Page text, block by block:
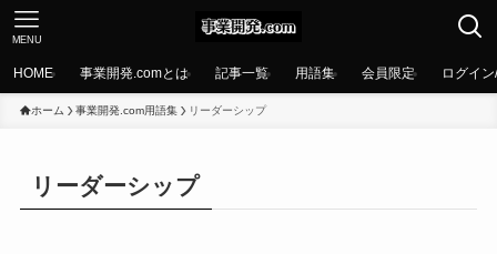
MENU
HOME 事業開発.comとは 記事一覧 用語集 会員限定 ログイ
ホーム 事業開発.com用語集 リーダーシップ
リーダーシップ